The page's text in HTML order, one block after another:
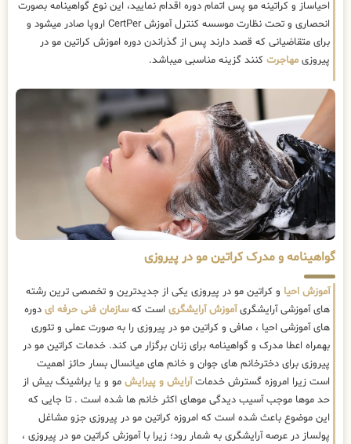
احیاساز و کراتینه مو پس اتمام دوره اقدام نمایید، این نوع گواهینامه بصورت
انحصاری و تحت نظارت موسسه کنترل آموزش CertPer اروپا صادر میشود و
برای متقاضیانی که قصد دارند پس از گذراندن دوره اموزش کراتین مو در
پیروزی مهاجرت کنند گزینه مناسبی میباشد.
گواهینامه و مدرک کراتین مو در پیروزی
آموزش احیا و کراتین مو در پیروزی یکی از جدیدترین و تخصصی ترین رشته
های آموزشی آرایشگریآموزش آرایشگری است کهسازمان فنی حرفه ای دوره
های آموزشی احیا ، صافی و کراتین مو در پیروزی را به صورت عملی و تئوری
بهمراه اعطا مدرک و گواهینامه برای زنان برگزار می کند. خدمات کراتین مو در
پیروزی برای دخترخانم های جوان و خانم های میانسال بسار حائز اهمیت
است زیرا امروزه گسترش خدماتآرایش و پیرایش مو و یا براشینگ بیش از
حد موها موجب آسیب دیدگی موهای اکثر خانم ها شده است . تا جایی که
این موضوع باعث شده است که امروزه کراتین مو در پیروزی جزو مشاغل
پولساز در عرصه آرایشگری به شمار رود؛ زیرا با آموزش کراتین مو در پیروزی ،